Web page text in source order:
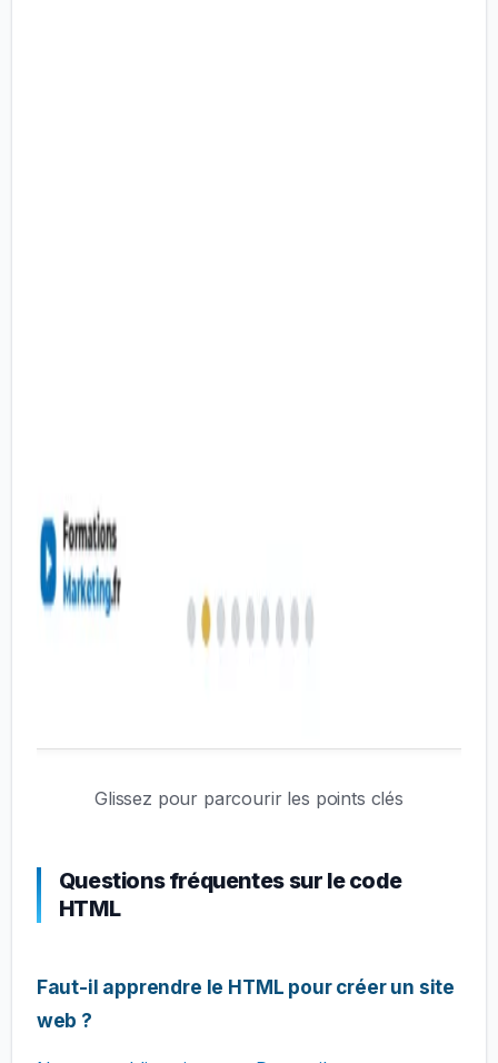
Glissez pour parcourir les points clés
Questions fréquentes sur le code
HTML
Faut-il apprendre le HTML pour créer un site
web ?